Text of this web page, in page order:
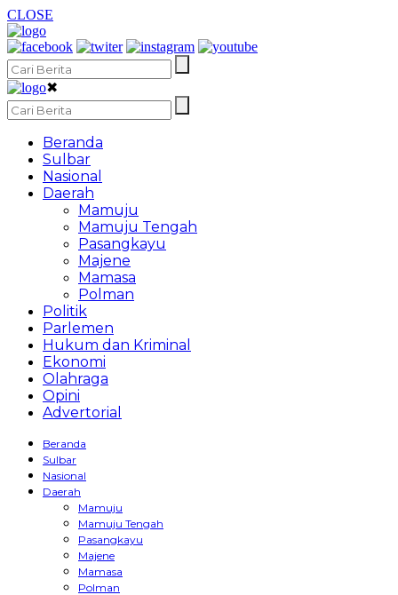
CLOSE
✖
Beranda
Sulbar
Nasional
Daerah
Mamuju
Mamuju Tengah
Pasangkayu
Majene
Mamasa
Polman
Politik
Parlemen
Hukum dan Kriminal
Ekonomi
Olahraga
Opini
Advertorial
Beranda
Sulbar
Nasional
Daerah
Mamuju
Mamuju Tengah
Pasangkayu
Majene
Mamasa
Polman